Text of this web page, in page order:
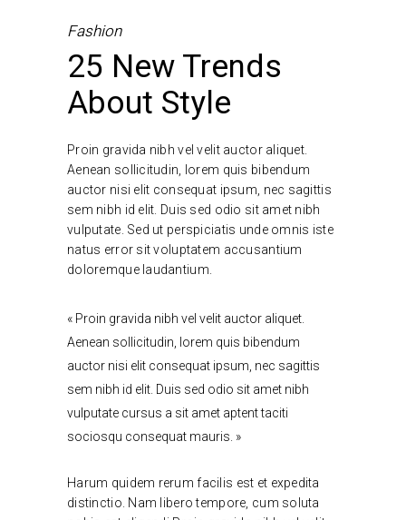
Fashion
25 New Trends
About Style
Proin gravida nibh vel velit auctor aliquet.
Aenean sollicitudin, lorem quis bibendum
auctor nisi elit consequat ipsum, nec sagittis
sem nibh id elit. Duis sed odio sit amet nibh
vulputate. Sed ut perspiciatis unde omnis iste
natus error sit voluptatem accusantium
doloremque laudantium.
« Proin gravida nibh vel velit auctor aliquet.
Aenean sollicitudin, lorem quis bibendum
auctor nisi elit consequat ipsum, nec sagittis
sem nibh id elit. Duis sed odio sit amet nibh
vulputate cursus a sit amet aptent taciti
sociosqu consequat mauris. »
Harum quidem rerum facilis est et expedita
distinctio. Nam libero tempore, cum soluta